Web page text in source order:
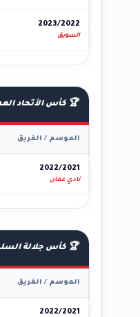
2023/2022
السويق
🏆 كأس الأتحاد
الموسم / الفريق
2022/2021
نادي عمان
🏆 كأس جلالة
الموسم / الفريق
2022/2021